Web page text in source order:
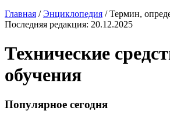
Главная / Энциклопедия / Термин,
Последняя редакция: 20.12.2025
Технические
обучения
Популярное сегодня